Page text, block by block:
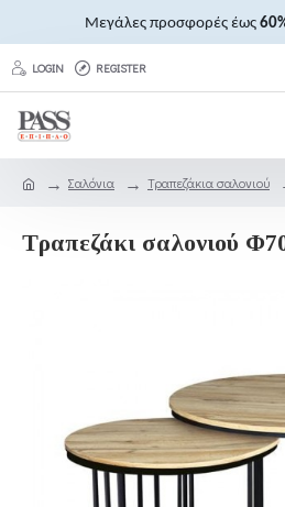
Μεγάλες προσφορές έως
LOGIN REGISTER
Σαλόνια Τραπεζάκια σαλονιού
Τραπεζάκι σαλονιού